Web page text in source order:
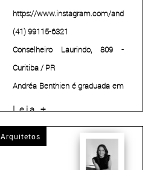
https://www.instagram.com/
(41) 99115-6321
Conselheiro Laurindo, 809 -
Curitiba / PR
Andréa Benthien é graduada em
Arquitetura e Urbanismo pela
do Paraná (1999) e pós-
graduada em Projeto
Leia +
Arquitetos